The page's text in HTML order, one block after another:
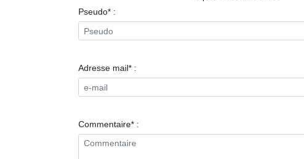
Pseudo* :
Adresse mail* :
Commentaire* :